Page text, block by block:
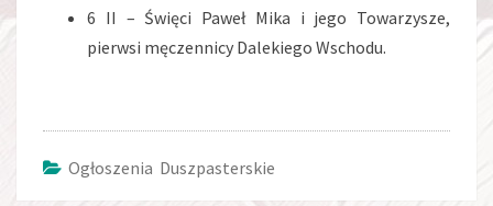
6 II – Święci Paweł Mika i jego Towarzysze,
pierwsi męczennicy Dalekiego Wschodu.
Ogłoszenia Duszpasterskie